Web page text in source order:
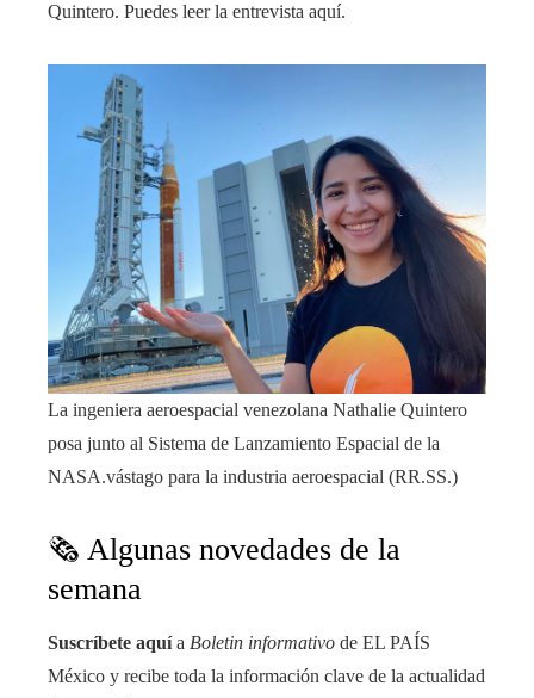
Quintero. Puedes leer la entrevista aquí.
La ingeniera aeroespacial venezolana Nathalie Quintero
posa junto al Sistema de Lanzamiento Espacial de la
NASA.vástago para la industria aeroespacial (RR.SS.)
🗞️ Algunas novedades de la
semana
Suscríbete aquí a Boletin informativo de EL PAÍS
México y recibe toda la información clave de la actualidad